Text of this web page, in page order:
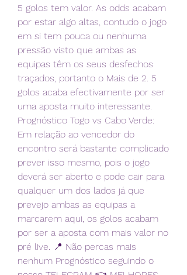
5 golos tem valor. As odds acabam
por estar algo altas, contudo o jogo
em si tem pouca ou nenhuma
pressão visto que ambas as
equipas têm os seus desfechos
traçados, portanto o Mais de 2. 5
golos acaba efectivamente por ser
uma aposta muito interessante.
Prognóstico Togo vs Cabo Verde:
Em relação ao vencedor do
encontro será bastante complicado
prever isso mesmo, pois o jogo
deverá ser aberto e pode cair para
qualquer um dos lados já que
prevejo ambas as equipas a
marcarem aqui, os golos acabam
por ser a aposta com mais valor no
pré live. 📍 Não percas mais
nenhum Prognóstico seguindo o